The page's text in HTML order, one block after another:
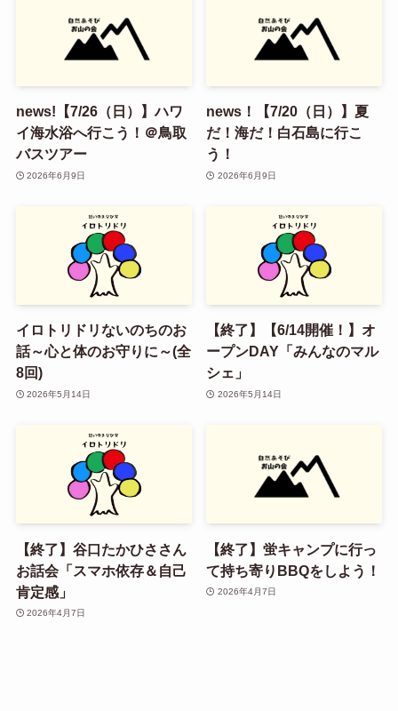
news!【7/26（日）】ハワ
イ海水浴へ行こう！＠鳥取
バスツアー
2026年6月9日
news！【7/20（日）】夏
だ！海だ！白石島に行こ
う！
2026年6月9日
イロトリドリないのちのお
話～心と体のお守りに～(全
8回)
2026年5月14日
【終了】【6/14開催！】オ
ープンDAY「みんなのマル
シェ」
2026年5月14日
【終了】谷口たかひささん
お話会「スマホ依存＆自己
肯定感」
2026年4月7日
【終了】蛍キャンプに行っ
て持ち寄りBBQをしよう！
2026年4月7日